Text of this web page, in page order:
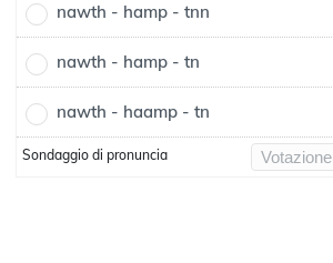
nawth - hamp - tnn
nawth - hamp - tn
nawth - haamp - tn
Sondaggio di pronuncia Votazione